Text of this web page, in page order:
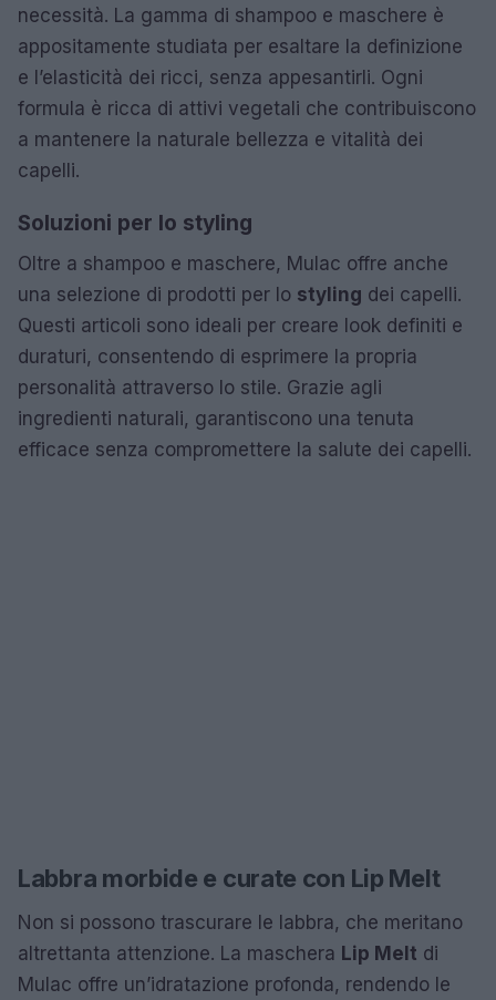
necessità. La gamma di shampoo e maschere è
appositamente studiata per esaltare la definizione
e l’elasticità dei ricci, senza appesantirli. Ogni
formula è ricca di attivi vegetali che contribuiscono
a mantenere la naturale bellezza e vitalità dei
capelli.
Soluzioni per lo styling
Oltre a shampoo e maschere, Mulac offre anche
una selezione di prodotti per lo styling dei capelli.
Questi articoli sono ideali per creare look definiti e
duraturi, consentendo di esprimere la propria
personalità attraverso lo stile. Grazie agli
ingredienti naturali, garantiscono una tenuta
efficace senza compromettere la salute dei capelli.
Labbra morbide e curate con Lip Melt
Non si possono trascurare le labbra, che meritano
altrettanta attenzione. La maschera Lip Melt di
Mulac offre un’idratazione profonda, rendendo le